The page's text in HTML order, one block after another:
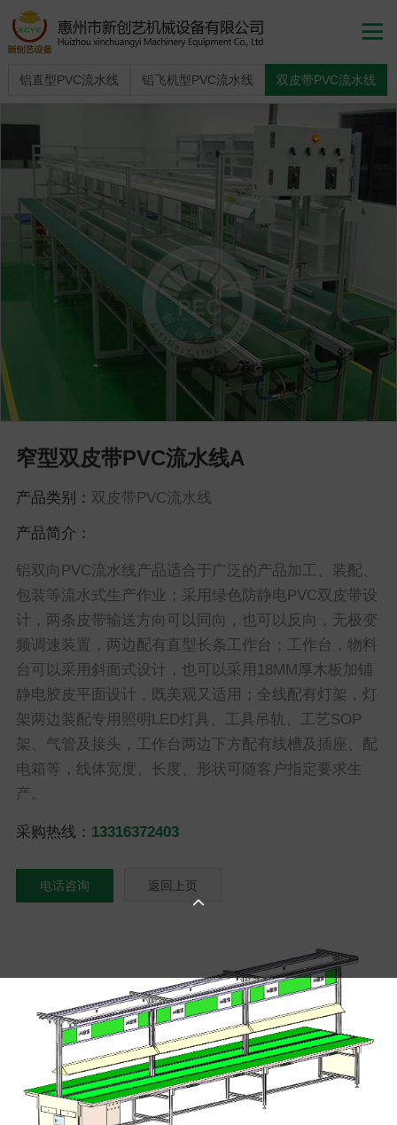


铝直型PVC流水线 铝飞机型PVC流水线 双皮带PVC流水线
窄型双皮带PVC流水线A
产品类别： 双皮带PVC流水线
产品简介：
铝双向PVC流水线产品适合于广泛的产品加工、装配、
包装等流水式生产作业；采用绿色防静电PVC双皮带设
计，两条皮带输送方向可以同向，也可以反向，无极变
频调速装置，两边配有直型长条工作台；工作台，物料
台可以采用斜面式设计，也可以采用18MM厚木板加铺
静电胶皮平面设计，既美观又适用；全线配有灯架，灯
架两边装配专用照明LED灯具、工具吊轨、工艺SOP
架、气管及接头，工作台两边下方配有线槽及插座、配
电箱等，线体宽度、长度、形状可随客户指定要求生
产。
采购热线： 13316372403
电话咨询 返回上页